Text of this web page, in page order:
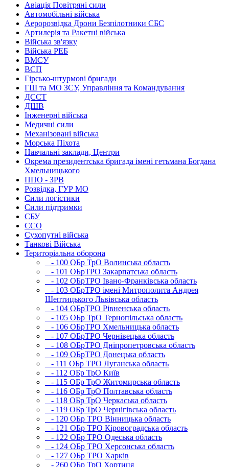
Авіація Повітряні сили
Автомобільні війська
Аеророзвідка Дрони Безпілотники СБС
Артилерія та Ракетні війська
Війська зв'язку
Війська РЕБ
ВМСУ
ВСП
Гірсько-штурмові бригади
ГШ та МО ЗСУ, Управління та Командування
ДССТ
ДШВ
Інженерні війська
Медичні сили
Механізовані війська
Морська Піхота
Навчальні заклади, Центри
Окрема президентська бригада імені гетьмана Богдана
Хмельницького
ППО - ЗРВ
Розвідка, ГУР МО
Сили логістики
Сили підтримки
СБУ
ССО
Сухопутні війська
Танкові Війська
Територіальна оборона
- 100 ОБр ТрО Волинська область
- 101 ОБрТРО Закарпатська область
- 102 ОБрТРО Івано-Франківська область
- 103 ОБрТРО імені Митрополита Андрея
Шептицького Львівська область
- 104 ОБрТРО Рівненська область
- 105 ОБр ТрО Тернопільська область
- 106 ОБрТРО Хмельницька область
- 107 ОБрТРО Чернівецька область
- 108 ОБрТРО Дніпропетровська область
- 109 ОБрТРО Донецька область
- 111 ОБр ТРО Луганська область
- 112 ОБр ТрО Київ
- 115 ОБр ТрО Житомирська область
- 116 ОБр ТрО Полтавська область
- 118 ОБр ТрО Черкаська область
- 119 ОБр ТрО Чернігівська область
- 120 ОБр ТРО Вінницька область
- 121 ОБр ТРО Кіровоградська область
- 122 ОБр ТРО Одеська область
- 124 ОБр ТРО Херсонська область
- 127 ОБр ТРО Харків
- 260 ОБр ТрО Хортиця